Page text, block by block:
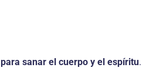
para sanar el cuerpo y el espíritu.